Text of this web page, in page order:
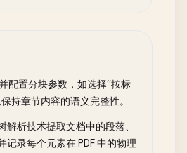
配置分块参数，如选择“按标
持章节内容的语义完整性。
解析技术提取文档中的段落、
记录每个元素在 PDF 中的物理